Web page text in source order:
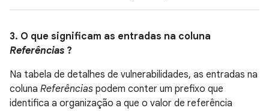
3. O que significam as entradas na coluna
Referências ?
Na tabela de detalhes de vulnerabilidades, as entradas na
coluna Referências podem conter um prefixo que
identifica a organização a que o valor de referência